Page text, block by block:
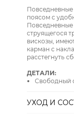
поясом с
струящегося
вискозы,
карман с
расстегнуть
ДЕТАЛИ:
Свободный
УХОД И